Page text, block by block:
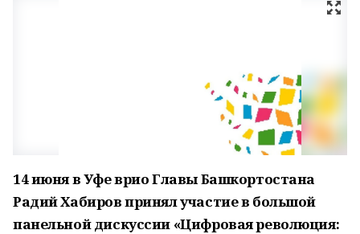
14 июня в Уфе врио Главы Башкортостана
Радий Хабиров принял участие в большой
панельной дискуссии «Цифровая революция: